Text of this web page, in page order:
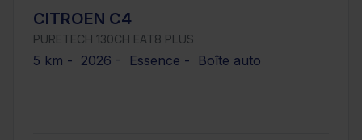
CITROEN C4
PURETECH 130CH EAT8 PLUS
5 km - 2026 - Essence - Boîte auto